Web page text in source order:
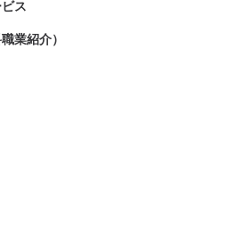
ス
業紹介）